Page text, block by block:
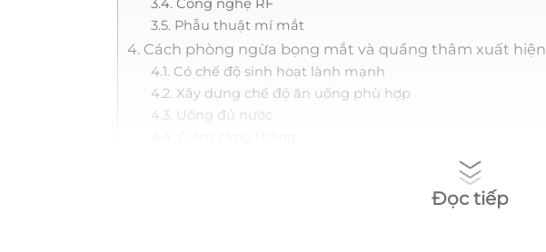
3.4. Công nghệ RF
3.5. Phẫu thuật mí mắt
4. Cách phòng ngừa bọng mắt và quầng thâm xuất hiện
4.1. Có chế độ sinh hoạt lành mạnh
4.2. Xây dựng chế độ ăn uống phù hợp
4.3. Uống đủ nước
Đọc tiếp